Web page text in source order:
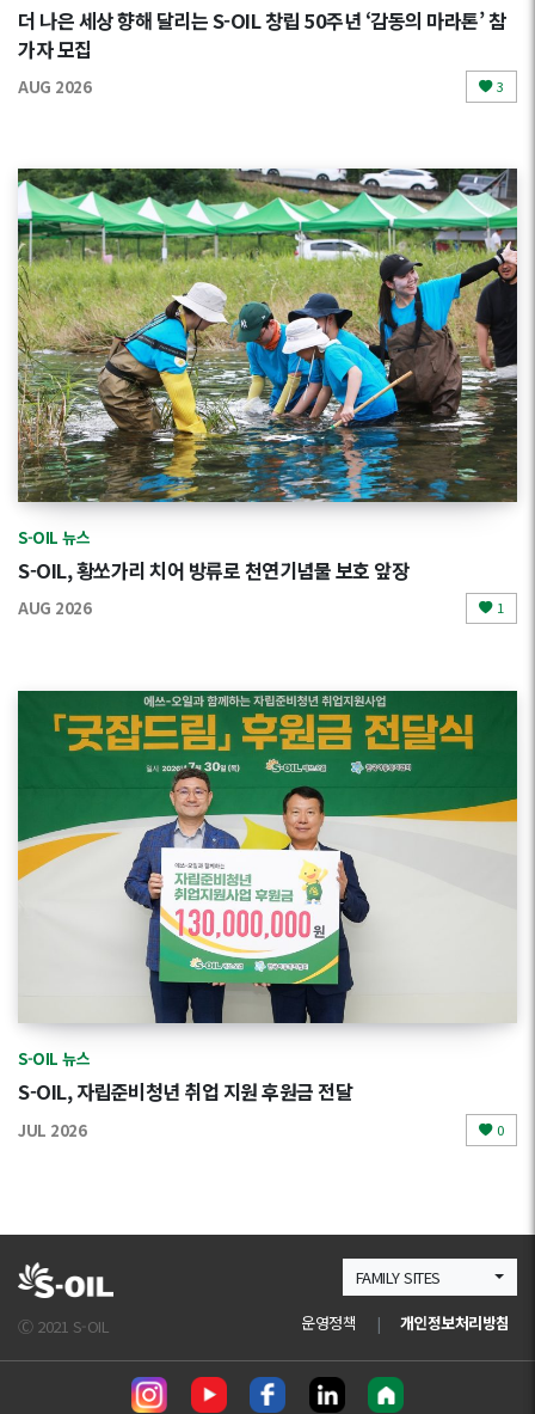
더 나은 세상 향해 달리는 S-OIL 창립 50주년 ‘감동의 마라톤’ 참
가자 모집
AUG 2026 3
S-OIL 뉴스
S-OIL, 황쏘가리 치어 방류로 천연기념물 보호 앞장
AUG 2026 1
S-OIL 뉴스
S-OIL, 자립준비청년 취업 지원 후원금 전달
JUL 2026 0
FAMILY SITES
Ⓒ 2021 S-OIL 운영정책 | 개인정보처리방침